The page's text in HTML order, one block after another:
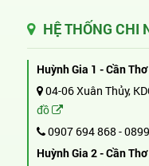
HỆ THỐNG CHI
Huỳnh Gia 1 - Cần Thơ
04-06 Xuân Thủy,
đồ
0907 694 868 -
Huỳnh Gia 2 - Cần Thơ